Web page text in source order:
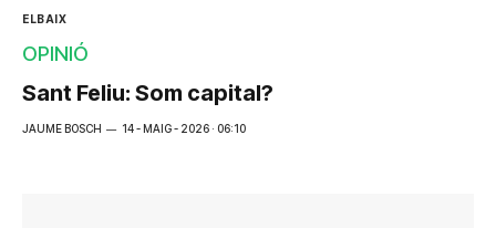
ELBAIX
OPINIÓ
Sant Feliu: Som capital?
JAUME BOSCH 14 - MAIG - 2026 · 06:10